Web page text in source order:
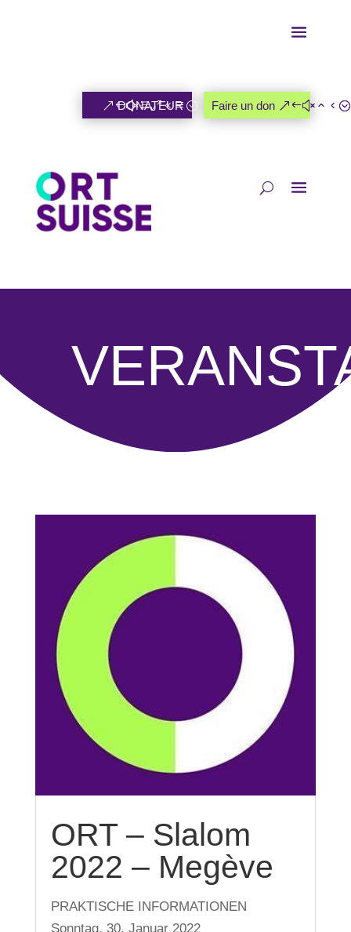
DONATEUR Faire un don
ORT – Slalom
2022 – Megève
PRAKTISCHE INFORMATIONEN
Sonntag, 30. Januar 2022